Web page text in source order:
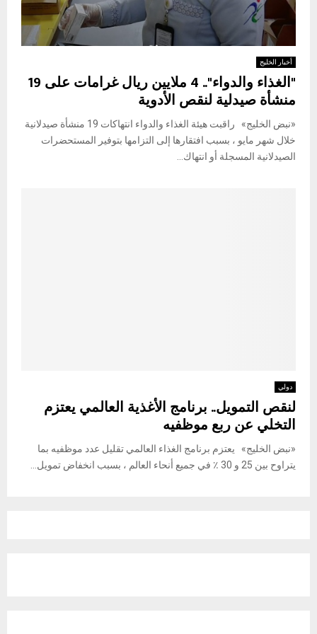
أخبار الخليج
"الغذاء والدواء".. 4 ملايين ريال غرامات على 19
منشأة صيدلية لنقص الأدوية
«نبض الخليج» راقبت هيئة الغذاء والدواء انتهاكات 19 منشأة صيدلانية
خلال شهر مايو ، بسبب افتقارها إلى التزامها بتوفير المستحضرات
الصيدلانية المسجلة أو انتهاك...
دولي
لنقص التمويل.. برنامج الأغذية العالمي يعتزم
التخلي عن ربع موظفيه
«نبض الخليج» يعتزم برنامج الغذاء العالمي تقليل عدد موظفيه بما
يتراوح بين 25 و 30 ٪ في جميع أنحاء العالم ، بسبب انخفاض تمويل...